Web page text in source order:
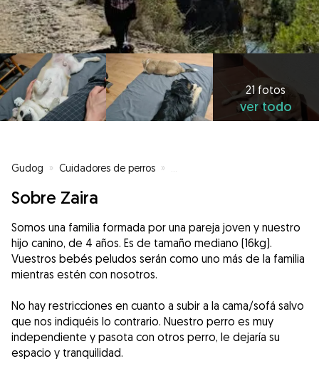
21 fotos
ver todo
Gudog » Cuidadores de perros »
Sobre Zaira
Somos una familia formada por una pareja joven y nuestro
hijo canino, de 4 años. Es de tamaño mediano (16kg).
Vuestros bebés peludos serán como uno más de la familia
mientras estén con nosotros.
No hay restricciones en cuanto a subir a la cama/sofá salvo
que nos indiquéis lo contrario. Nuestro perro es muy
independiente y pasota con otros perro, le dejaría su
espacio y tranquilidad.